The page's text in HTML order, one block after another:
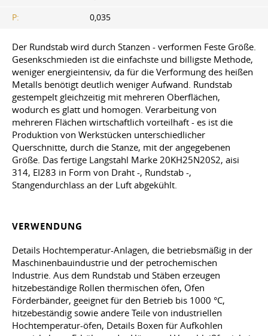
P:
0,035
Der Rundstab wird durch Stanzen - verformen Feste Größe.
Gesenkschmieden ist die einfachste und billigste Methode,
weniger energieintensiv, da für die Verformung des heißen
Metalls benötigt deutlich weniger Aufwand. Rundstab
gestempelt gleichzeitig mit mehreren Oberflächen,
wodurch es glatt und homogen. Verarbeitung von
mehreren Flächen wirtschaftlich vorteilhaft - es ist die
Produktion von Werkstücken unterschiedlicher
Querschnitte, durch die Stanze, mit der angegebenen
Größe. Das fertige Langstahl Marke 20KH25N20S2, aisi
314, EI283 in Form von Draht -, Rundstab -,
Stangendurchlass an der Luft abgekühlt.
VERWENDUNG
Details Hochtemperatur-Anlagen, die betriebsmäßig in der
Maschinenbauindustrie und der petrochemischen
Industrie. Aus dem Rundstab und Stäben erzeugen
hitzebeständige Rollen thermischen öfen, Ofen
Förderbänder, geeignet für den Betrieb bis 1000 °C,
hitzebeständig sowie andere Teile von industriellen
Hochtemperatur-öfen, Details Boxen für Aufkohlen